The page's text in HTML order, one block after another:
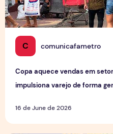
C comunicafametro
Copa aquece vendas em
impulsiona varejo de forma
16 de June de 2026